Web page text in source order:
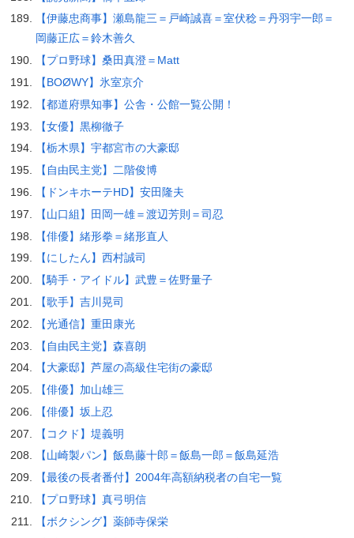
【伊藤忠商事】瀬島龍三＝戸崎誠喜＝室伏稔＝丹羽宇一郎＝
岡藤正広＝鈴木善久
【プロ野球】桑田真澄＝Matt
【BOØWY】氷室京介
【都道府県知事】公舎・公館一覧公開！
【女優】黒柳徹子
【栃木県】宇都宮市の大豪邸
【自由民主党】二階俊博
【ドンキホーテHD】安田隆夫
【山口組】田岡一雄＝渡辺芳則＝司忍
【俳優】緒形拳＝緒形直人
【にしたん】西村誠司
【騎手・アイドル】武豊＝佐野量子
【歌手】吉川晃司
【光通信】重田康光
【自由民主党】森喜朗
【大豪邸】芦屋の高級住宅街の豪邸
【俳優】加山雄三
【俳優】坂上忍
【コクド】堤義明
【山崎製パン】飯島藤十郎＝飯島一郎＝飯島延浩
【最後の長者番付】2004年高額納税者の自宅一覧
【プロ野球】真弓明信
【ボクシング】薬師寺保栄